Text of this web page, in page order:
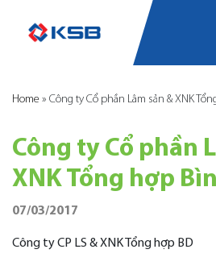
Home » Công ty Cổ phần Lâm sản & XNK
Công ty Cổ phần
XNK Tổng hợp
07/03/2017
Công ty CP LS & XNK Tổng hợp BD